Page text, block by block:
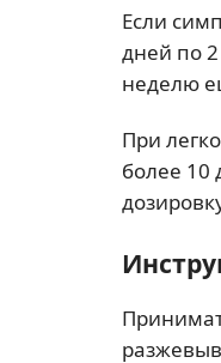
Если
дней по
неделю
При
более 10